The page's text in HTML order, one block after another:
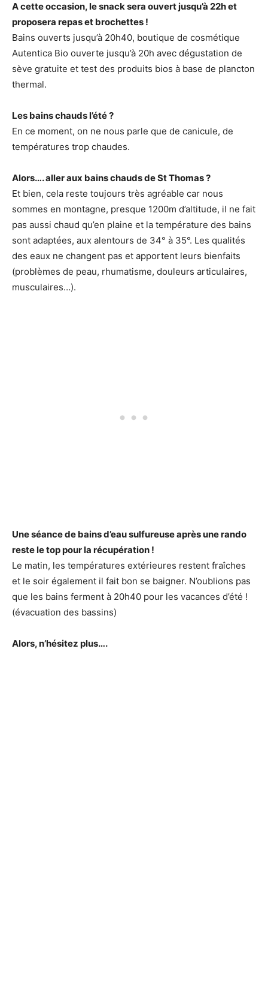
A cette occasion, le snack sera ouvert jusqu’à 22h et
proposera repas et brochettes !
Bains ouverts jusqu’à 20h40, boutique de cosmétique
Autentica Bio ouverte jusqu’à 20h avec dégustation de
sève gratuite et test des produits bios à base de plancton
thermal.
Les bains chauds l’été ?
En ce moment, on ne nous parle que de canicule, de
températures trop chaudes.
Alors…. aller aux bains chauds de St Thomas ?
Et bien, cela reste toujours très agréable car nous
sommes en montagne, presque 1200m d’altitude, il ne fait
pas aussi chaud qu’en plaine et la température des bains
sont adaptées, aux alentours de 34° à 35°. Les qualités
des eaux ne changent pas et apportent leurs bienfaits
(problèmes de peau, rhumatisme, douleurs articulaires,
musculaires…).
Une séance de bains d’eau sulfureuse après une rando
reste le top pour la récupération !
Le matin, les températures extérieures restent fraîches
et le soir également il fait bon se baigner. N’oublions pas
que les bains ferment à 20h40 pour les vacances d’été !
(évacuation des bassins)
Alors, n’hésitez plus….